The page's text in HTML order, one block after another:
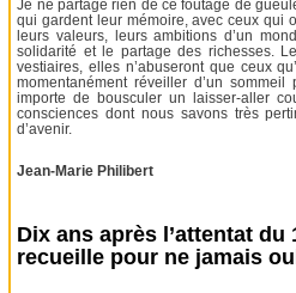
Je ne partage rien de ce foutage de
qui gardent leur mémoire, avec ceux qui
leurs valeurs, leurs ambitions d’un
solidarité et le partage des richesses.
vestiaires, elles n’abuseront que ceux
momentanément réveiller d’un
importe de bousculer un laisser-aller
consciences dont nous savons très
d’avenir.
Jean-Marie Philibert
Dix ans après l’attentat du
recueille pour ne jamais